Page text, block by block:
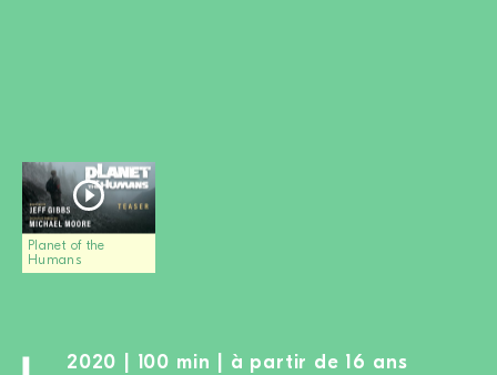
Planet of the
Humans
2020 | 100 min | à partir de 16 ans
Médias
Kits de film
Login